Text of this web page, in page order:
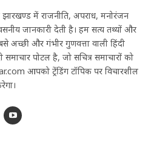
में राजनीति, अपराध, मनोरंजन
जानकारी देती है। हम सत्य तथ्यों और
अच्छी और गंभीर गुणवत्ता वाली हिंदी
पोर्टल है, जो सचित्र समाचारों को
आपको ट्रेंडिंग टॉपिक पर विचारशील